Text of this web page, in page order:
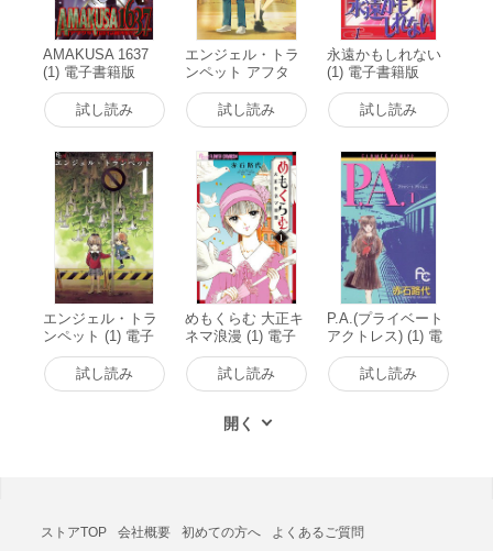
AMAKUSA 1637
(1) 電子書籍版
試し読み
エンジェル・トラ
ンペット アフタ
ー・ストーリーズ
電子書籍版
試し読み
永遠かもしれない
(1) 電子書籍版
試し読み
エンジェル・トラ
ンペット (1) 電子
書籍版
試し読み
めもくらむ 大正キ
ネマ浪漫 (1) 電子
書籍版
試し読み
P.A.(プライベート
アクトレス) (1) 電
子書籍版
試し読み
ストアTOP 会社概要 初めての方へ
よくあるご質問